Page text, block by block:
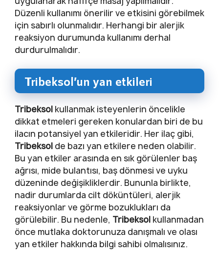
Düzenli kullanımı önerilir ve etkisini görebilmek
için sabırlı olunmalıdır. Herhangi bir alerjik
reaksiyon durumunda kullanımı derhal
durdurulmalıdır.
Tribeksol’un yan etkileri
Tribeksol kullanmak isteyenlerin öncelikle
dikkat etmeleri gereken konulardan biri de bu
ilacın potansiyel yan etkileridir. Her ilaç gibi,
Tribeksol de bazı yan etkilere neden olabilir.
Bu yan etkiler arasında en sık görülenler baş
ağrısı, mide bulantısı, baş dönmesi ve uyku
düzeninde değişikliklerdir. Bununla birlikte,
nadir durumlarda cilt döküntüleri, alerjik
reaksiyonlar ve görme bozuklukları da
görülebilir. Bu nedenle, Tribeksol kullanmadan
önce mutlaka doktorunuza danışmalı ve olası
yan etkiler hakkında bilgi sahibi olmalısınız.